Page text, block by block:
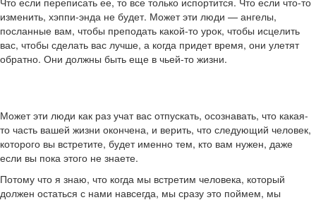
изменить, хэппи-энда не будет. Может эти люди — ангелы,
посланные вам, чтобы преподать какой-то урок, чтобы исцелить
вас, чтобы сделать вас лучше, а когда придет время, они улетят
обратно. Они должны быть еще в чьей-то жизни.
Может эти люди как раз учат вас отпускать, осознавать, что какая-
то часть вашей жизни окончена, и верить, что следующий человек,
которого вы встретите, будет именно тем, кто вам нужен, даже
если вы пока этого не знаете.
Потому что я знаю, что когда мы встретим человека, который
должен остаться с нами навсегда, мы сразу это поймем, мы